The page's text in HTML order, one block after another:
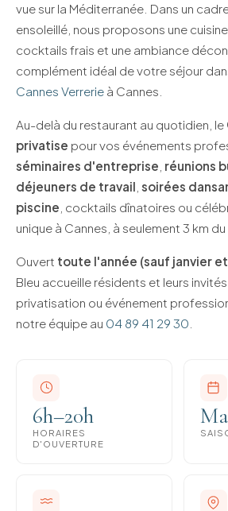
vue sur la Méditerranée. Dans un
ensoleillé, nous proposons une
cocktails frais et une ambiance
complément idéal de votre séjour
Cannes Verrerie à Cannes.
Au-delà du restaurant au quotidien, le
privatise pour vos événements
séminaires d'entreprise réunions
déjeuners de travail soirées
piscine , cocktails dînatoires ou
unique à Cannes, à seulement 3 km
Ouvert toute l'année (sauf janvier
Bleu accueille résidents et leurs
privatisation ou événement
notre équipe au 04 89 41 29 30
6h–20h
HORAIRES
D'OUVERTURE